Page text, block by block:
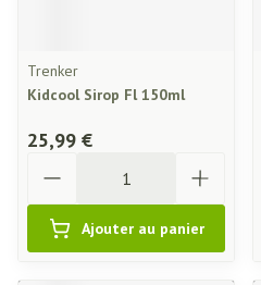
Trenker
Kidcool Sirop Fl 150ml
25,99 €
Ajouter au panier